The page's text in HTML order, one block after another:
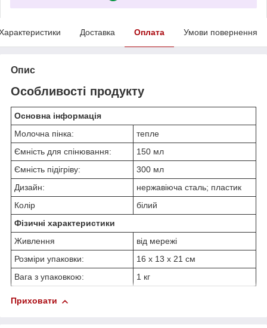
Доставка Оплата Умови повернення
Опис
Особливості продукту
Основна інформація
Молочна пінка:
тепле
Ємність для спінювання:
150 мл
Ємність підігріву:
300 мл
Дизайн:
нержавіюча сталь; пластик
Колір
білий
Фізичні характеристики
Живлення
від мережі
Розміри упаковки:
16 х 13 х 21 см
Вага з упаковкою:
1 кг
Приховати